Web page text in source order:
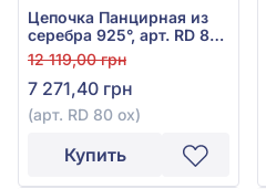
Цепочка Панцирная из
серебра 925°, арт. RD 80
ox
12 119,00 грн
7 271,40 грн
(арт. RD 80 ox)
Купить